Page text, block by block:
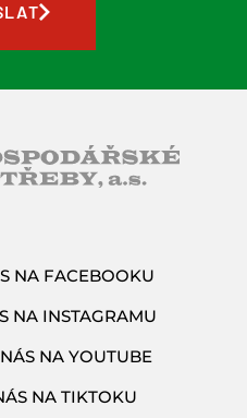
NA FACEBOOKU
NA INSTAGRAMU
NA YOUTUBE
NA TIKTOKU